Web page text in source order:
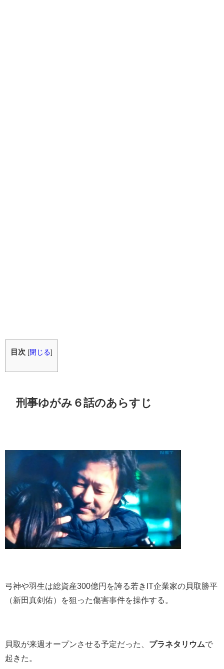
目次 [閉じる]
刑事ゆがみ６話のあらすじ
弓神や羽生は総資産300億円を誇る若きIT企業家の貝取勝平
（新田真剣佑）を狙った傷害事件を操作する。
貝取が来週オープンさせる予定だった、 プラネタリウムで
起きた。